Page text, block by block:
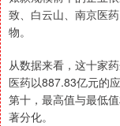
致、白云山、南京医
物。
从数据来看，这十家
医药以887.83亿元的
第十，最高值与最低
著分化。